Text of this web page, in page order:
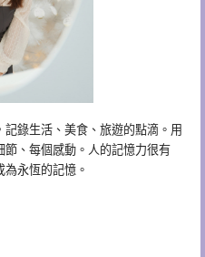
錄生活、美食、旅遊的點滴。用
、每個感動。人的記憶力很有
永恆的記憶。